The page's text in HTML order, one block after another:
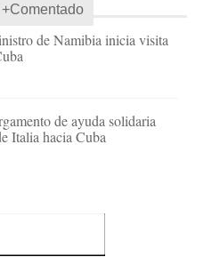
+Comentado
de Namibia inicia visita
de ayuda solidaria
Italia hacia Cuba